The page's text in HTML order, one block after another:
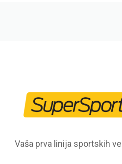
Vaša prva linija sportskih